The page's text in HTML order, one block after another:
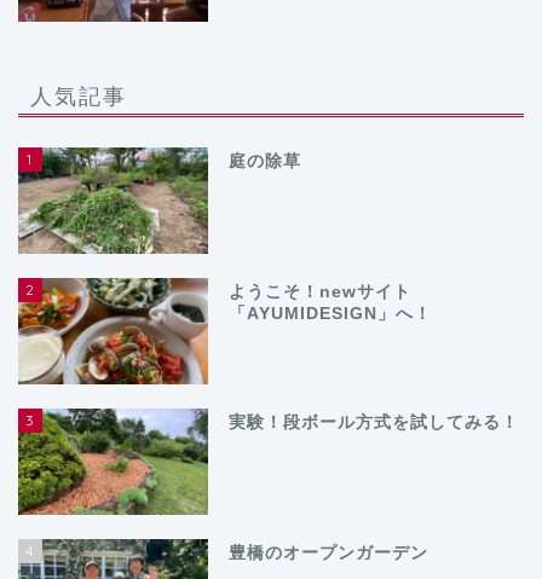
人気記事
1 庭の除草
2
ようこそ！newサイト
「AYUMIDESIGN」へ！
3 実験！段ボール方式を試してみる！
4 豊橋のオープンガーデン